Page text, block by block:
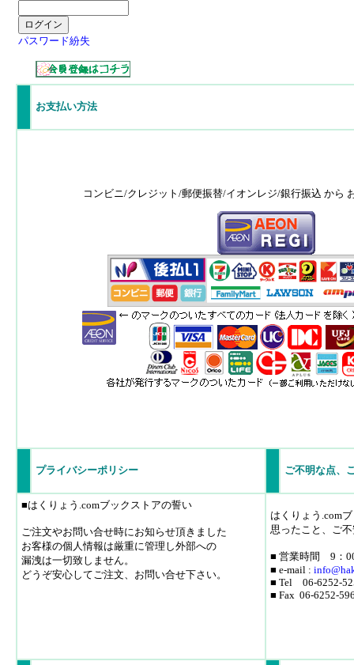
パスワード紛失
お支払い方法
コンビニ/クレジット/郵便振替/イオンレジ/銀行振込 から
プライバシーポリシー ご不明な点、
■はくりょう.comブックストアの誓い
ご注文やお問い合せ時にお知らせ頂きました
お客様の個人情報は厳重に管理し外部への
漏洩は一切致しません。
どうぞ安心してご注文、お問い合せ下さい。
はくりょう.com
思ったこと、ご
■ 営業時間 9：
■ e-mail : info
■ Tel 06-6252-
■ Fax 06-6252-